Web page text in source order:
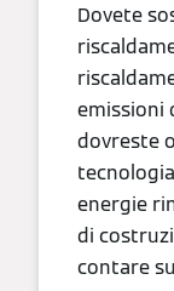
Dovete
emissioni
dovreste
energie
di
contare